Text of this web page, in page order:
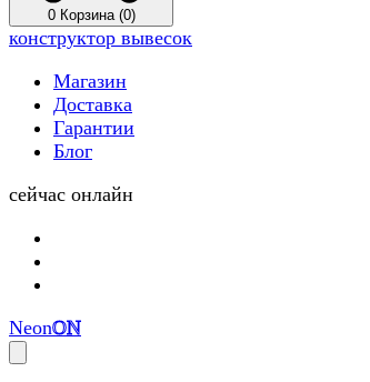
0 Корзина (0)
конструктор вывесок
Магазин
Доставка
Гарантии
Блог
сейчас онлайн
NeonON